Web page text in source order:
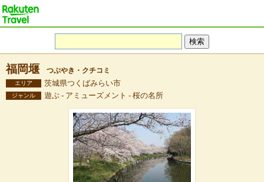
福岡堰 つぶやき・クチコミ
エリア 茨城県つくばみらい市
ジャンル 遊ぶ - アミューズメント - 桜の名所